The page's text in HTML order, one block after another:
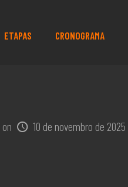
ETAPAS CRONOGRAMA
on 10 de novembro de 2025